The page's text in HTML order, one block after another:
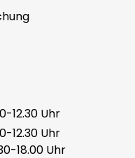
12.30 Uhr
12.30 Uhr
18.00 Uhr